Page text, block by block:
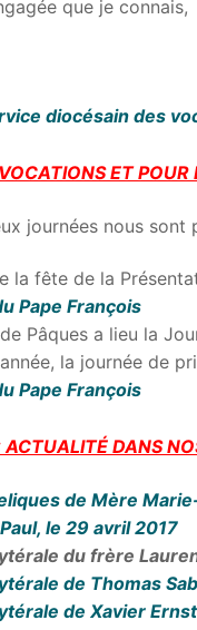
que je connais,
diocésain des
ET
journées nous
la fête de la
Pape François
Pâques a lieu la
la journée de
Pape François
DANS
de Mère
le 29 avril 2017
du frère
de Thomas
de Xavier